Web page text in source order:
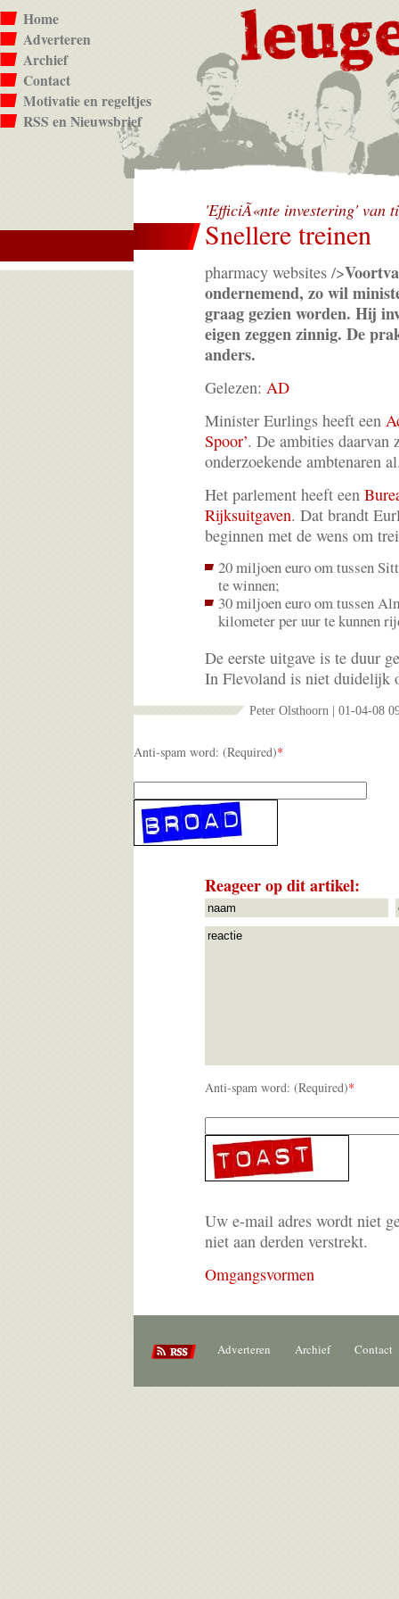
Home
Adverteren
Archief
Contact
Motivatie en regeltjes
RSS en Nieuwsbrief
'EfficiÃ«nte investering' van
Snellere treinen
pharmacy websites />
ondernemend, zo wil
graag gezien worden. Hij
eigen zeggen zinnig. De
anders.
Gelezen: AD
Minister Eurlings heeft een
Spoor’. De ambities daarvan
onderzoekende ambtenaren
Het parlement heeft een
Rijksuitgaven. Dat brandt
beginnen met de wens om
20 miljoen euro om tussen
te winnen;
30 miljoen euro om tussen
kilometer per uur te kunnen
De eerste uitgave is te duur
In Flevoland is niet duidelijk
Peter Olsthoorn | 01-04-08
Anti-spam word: (Required)*
Reageer op dit artikel:
Anti-spam word: (Required)*
Uw e-mail adres wordt niet
niet aan derden verstrekt.
Omgangsvormen
Adverteren Archief Contact